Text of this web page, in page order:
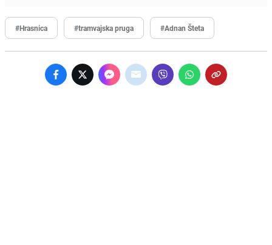
#Hrasnica #tramvajska pruga #Adnan Šteta